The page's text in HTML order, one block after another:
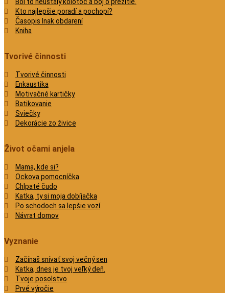
Kto najlepšie poradí a pochopí?
Časopis Inak obdarení
Kniha
Tvorivé činnosti
Tvorivé činnosti
Enkaustika
Motivačné kartičky
Batikovanie
Sviečky
Dekorácie zo živice
Život očami anjela
Mama, kde si?
Ockova pomocníčka
Chlpaté čudo
Katka, ty si moja dobíjačka
Po schodoch sa lepšie vozí
Návrat domov
Vyznanie
Začínaš snívať svoj večný sen
Katka, dnes je tvoj veľký deň.
Tvoje posolstvo
Prvé výročie